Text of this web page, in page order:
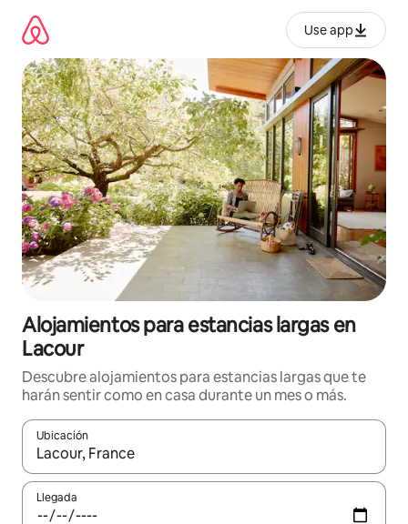
contenido
Use app
Alojamientos para estancias largas en
Lacour
Descubre alojamientos para estancias largas que te
harán sentir como en casa durante un mes o más.
Ubicación
Cuando los resultados estén disponibles, podrás navegar
Llegada